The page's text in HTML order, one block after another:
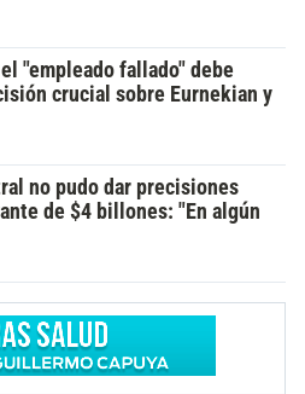
"empleado fallado" debe
crucial sobre Eurnekian y
no pudo dar precisiones
de $4 billones: "En algún